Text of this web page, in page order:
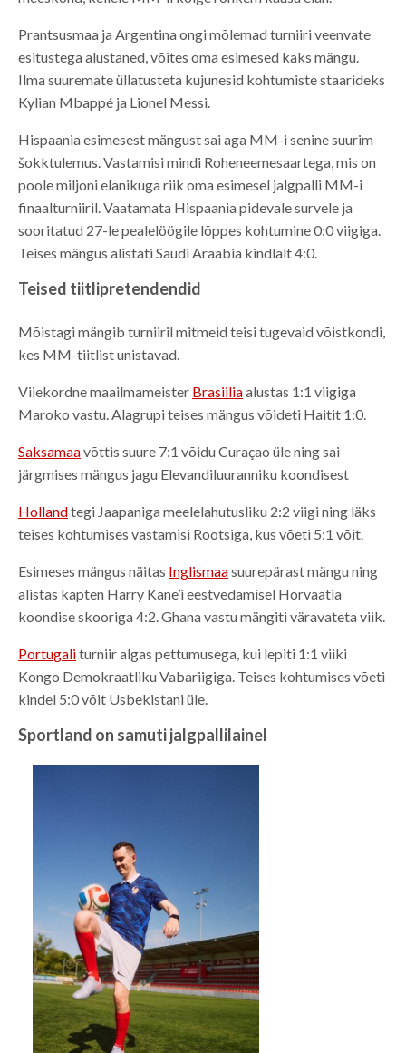
Prantsusmaa ja Argentina ongi mõlemad turniiri veenvate
esitustega alustaned, võites oma esimesed kaks mängu.
Ilma suuremate üllatusteta kujunesid kohtumiste staarideks
Kylian Mbappé ja Lionel Messi.
Hispaania esimesest mängust sai aga MM-i senine suurim
šokktulemus. Vastamisi mindi Roheneemesaartega, mis on
poole miljoni elanikuga riik oma esimesel jalgpalli MM-i
finaalturniiril. Vaatamata Hispaania pidevale survele ja
sooritatud 27-le pealelöögile lõppes kohtumine 0:0 viigiga.
Teises mängus alistati Saudi Araabia kindlalt 4:0.
Teised tiitlipretendendid
Mõistagi mängib turniiril mitmeid teisi tugevaid võistkondi,
kes MM-tiitlist unistavad.
Viiekordne maailmameister Brasiiliaalustas 1:1 viigiga
Maroko vastu. Alagrupi teises mängus võideti Haitit 1:0.
Saksamaavõttis suure 7:1 võidu Curaçao üle ning sai
järgmises mängus jagu Elevandiluuranniku koondisest
Hollandtegi Jaapaniga meelelahutusliku 2:2 viigi ning läks
teises kohtumises vastamisi Rootsiga, kus võeti 5:1 võit.
Esimeses mängus näitas Inglismaasuurepärast mängu ning
alistas kapten Harry Kane’i eestvedamisel Horvaatia
koondise skooriga 4:2. Ghana vastu mängiti väravateta viik.
Portugaliturniir algas pettumusega, kui lepiti 1:1 viiki
Kongo Demokraatliku Vabariigiga. Teises kohtumises võeti
kindel 5:0 võit Usbekistani üle.
Sportland on samuti jalgpallilainel